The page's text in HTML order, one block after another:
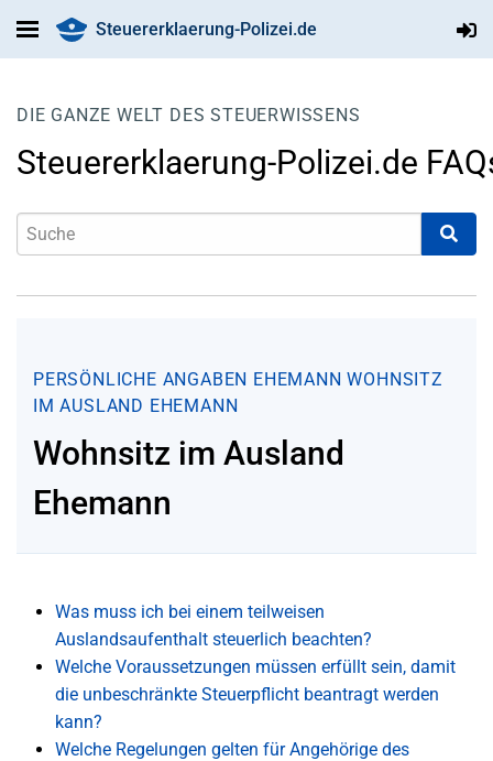
Steuererklaerung-Polizei.de
DIE GANZE WELT DES STEUERWISSENS
Steuererklaerung-Polizei.de
PERSÖNLICHE ANGABEN EHEMANN WOHNSITZ
IM AUSLAND EHEMANN
Wohnsitz im Ausland
Ehemann
Was muss ich bei einem teilweisen
Auslandsaufenthalt steuerlich beachten?
Welche Voraussetzungen müssen erfüllt sein, damit
die unbeschränkte Steuerpflicht beantragt werden
kann?
Welche Regelungen gelten für Angehörige des